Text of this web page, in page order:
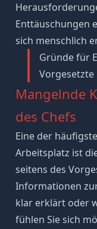
Enttäuschungen
sich menschlich
Gründe für
Vorgesetzte
Mangelnde
des Chefs
Eine der
Arbeitsplatz ist
seitens des
Informationen
klar erklärt oder
fühlen Sie sich